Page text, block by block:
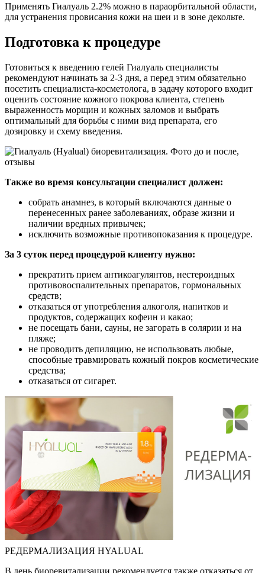
Применять Гиалуаль 2.2% можно в параорбитальной области,
для устранения провисания кожи на шеи и в зоне декольте.
Подготовка к процедуре
Готовиться к введению гелей Гиалуаль специалисты
рекомендуют начинать за 2-3 дня, а перед этим обязательно
посетить специалиста-косметолога, в задачу которого входит
оценить состояние кожного покрова клиента, степень
выраженность морщин и кожных заломов и выбрать
оптимальный для борьбы с ними вид препарата, его
дозировку и схему введения.
Также во время консультации специалист должен:
собрать анамнез, в который включаются данные о
перенесенных ранее заболеваниях, образе жизни и
наличии вредных привычек;
исключить возможные противопоказания к процедуре.
За 3 суток перед процедурой клиенту нужно:
прекратить прием антикоагулянтов, нестероидных
противовоспалительных препаратов, гормональных
средств;
отказаться от употребления алкоголя, напитков и
продуктов, содержащих кофеин и какао;
не посещать бани, сауны, не загорать в солярии и на
пляже;
не проводить депиляцию, не использовать любые,
способные травмировать кожный покров косметические
средства;
отказаться от сигарет.
РЕДЕРМАЛИЗАЦИЯ HYALUAL
В день биоревитализации рекомендуется также отказаться от